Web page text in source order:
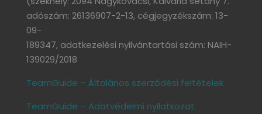
adószám: 26136907-2-13, cégjegyzékszám: 13-
09-
189347, adatkezelési nyilvántartási szám: NAIH-
139029/2018
TeamGuide – Általános szerződési feltételek
TeamGuide – Adatvédelmi nyilatkozat